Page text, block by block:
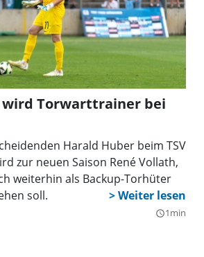
wird Torwarttrainer bei
Harald Huber beim TSV
zur neuen Saison René Vollath,
weiterhin als Backup-Torhüter
soll.
query_builder1min